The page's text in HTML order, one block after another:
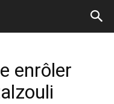
enrôler